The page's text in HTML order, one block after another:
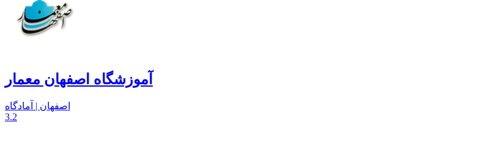
آموزشگاه اصفهان معمار
اصفهان | آمادگاه
3.2